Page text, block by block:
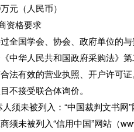
元（人民币）
资格要求
全国学会、协会、政府单位的
中华人民共和国政府采购法》第
法有效的营业执照、开户许可证
不接受联合体询价。
须未被列入：“中国裁判文书网
须未被列入“信用中国”网站（